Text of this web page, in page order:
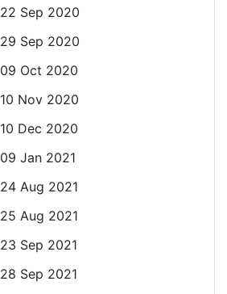
22 Sep 2020
29 Sep 2020
09 Oct 2020
10 Nov 2020
10 Dec 2020
09 Jan 2021
24 Aug 2021
25 Aug 2021
23 Sep 2021
28 Sep 2021